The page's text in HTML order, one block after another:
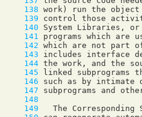
    138
    139
    140
    141
    142
    143
    144
    145
    146
    147
    148
    149